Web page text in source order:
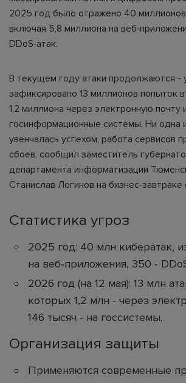
2025 год было отражено 40 миллионов
включая 5,8 миллиона на
DDoS‑атак.
В текущем году атаки продолжаются -
зафиксировано 13 миллионов попыток
1,2 миллиона через электронную почту
госинформационные системы. Ни одна
увенчалась успехом, работа сервисов
сбоев, сообщил заместитель
департамента информатизации
Станислав Логинов на
Статистика угроз
2025 год: 40 млн кибератак,
на веб‑приложения, 350 -
2026 год (на 12 мая): 13 млн
которых 1,2 млн - через
146 тысяч - на госсистемы.
Организация защиты
Применяются современные